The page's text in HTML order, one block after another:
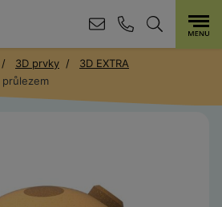
3D prvky
3D EXTRA
průlezem